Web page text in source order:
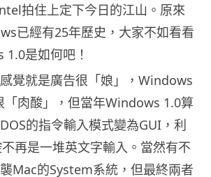
拍住上定下今日的江山。原來
已經有25年歷史，大家不如看看
是如何吧！
覺就是廣告很「娘」，Windows
「肉酸」，但當年Windows 1.0算
的指令輸入模式變為GUI，利
再是一堆英文字輸入。當然有不
Mac的System系統，但最終兩者